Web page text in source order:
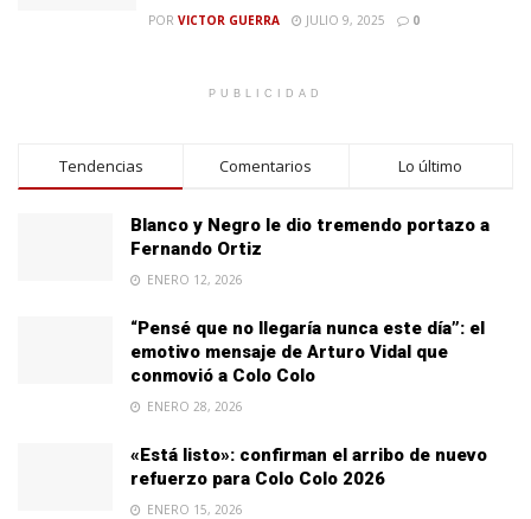
POR VICTOR GUERRA JULIO 9, 2025 0
PUBLICIDAD
Tendencias Comentarios Lo último
Blanco y Negro le dio tremendo portazo a
Fernando Ortiz
ENERO 12, 2026
“Pensé que no llegaría nunca este día”: el
emotivo mensaje de Arturo Vidal que
conmovió a Colo Colo
ENERO 28, 2026
«Está listo»: confirman el arribo de nuevo
refuerzo para Colo Colo 2026
ENERO 15, 2026